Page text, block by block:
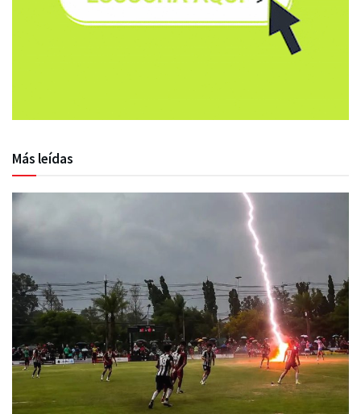
Más leídas